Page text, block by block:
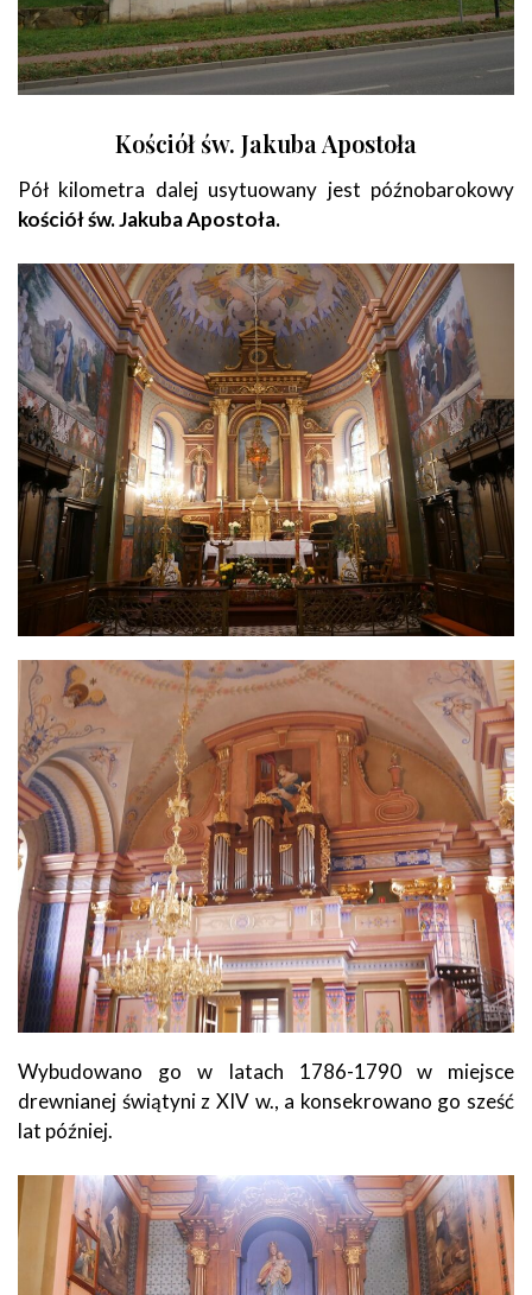
Kościół św. Jakuba Apostoła
Pół kilometra dalej usytuowany jest późnobarokowy
kościół św. Jakuba Apostoła.
Wybudowano go w latach 1786-1790 w miejsce
drewnianej świątyni z XIV w., a konsekrowano go sześć
lat później.